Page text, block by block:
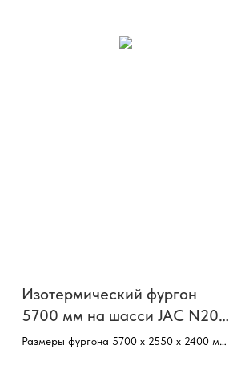
Изотермический фургон
5700 мм на шасси JAC N200
с гидробортом
Размеры фургона 5700 х 2550 х 2400 мм,